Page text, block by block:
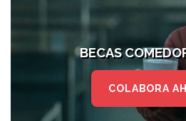
BECAS
COLABORA